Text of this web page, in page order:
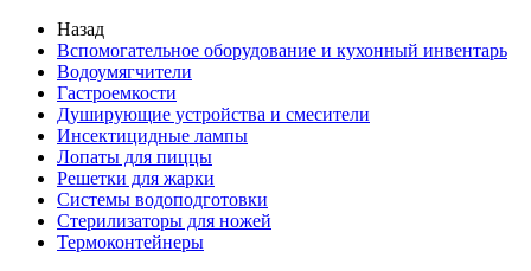
Назад
Вспомогательное оборудование и кухонный инвентарь
Водоумягчители
Гастроемкости
Душирующие устройства и смесители
Инсектицидные лампы
Лопаты для пиццы
Решетки для жарки
Системы водоподготовки
Стерилизаторы для ножей
Термоконтейнеры